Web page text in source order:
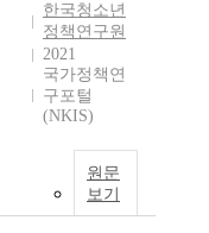
한국청소년
정책연구원
2021
국가정책연
구포털
(NKIS)
원문
보기